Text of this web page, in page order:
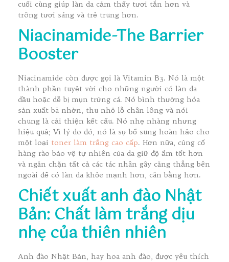
cuối cùng giúp làn da cảm thấy tươi tắn hơn và
trông tươi sáng và trẻ trung hơn.
Niacinamide-The Barrier
Booster
Niacinamide còn được gọi là Vitamin B3. Nó là một
thành phần tuyệt vời cho những người có làn da
dầu hoặc dễ bị mụn trứng cá. Nó bình thường hóa
sản xuất bã nhờn, thu nhỏ lỗ chân lông và nói
chung là cải thiện kết cấu. Nó nhẹ nhàng nhưng
hiệu quả; Vì lý do đó, nó là sự bổ sung hoàn hảo cho
một loại toner làm trắng cao cấp. Hơn nữa, củng cố
hàng rào bảo vệ tự nhiên của da giữ độ ẩm tốt hơn
và ngăn chặn tất cả các tác nhân gây căng thẳng bên
ngoài để có làn da khỏe mạnh hơn, cân bằng hơn.
Chiết xuất anh đào Nhật
Bản: Chất làm trắng dịu
nhẹ của thiên nhiên
Anh đào Nhật Bản, hay hoa anh đào, được yêu thích